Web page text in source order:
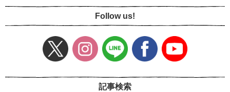
Follow us!
記事検索